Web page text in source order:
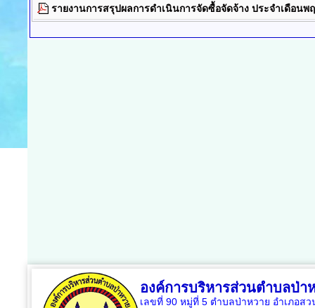
รายงานการสรุปผลการดำเนินการจัดซื้อจัดจ้าง ประจำเดือนพ
องค์การบริหารส่วนตำบลป่า
เลขที่ 90 หมู่ที่ 5 ตำบลป่าหวาย อำเภอส